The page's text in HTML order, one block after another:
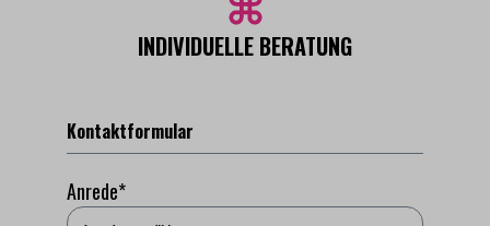
INDIVIDUELLE BERATUNG
Kontaktformular
Anrede*